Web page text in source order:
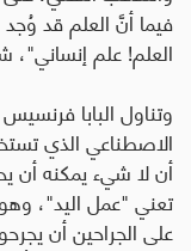
فيما أنَّ العلم قد
العلم! علم إنساني"،
وتناول البابا فرنسيس
الاصطناعي الذي
أن لا شيء يمكنه أن
تعني "عمل اليد"،
على الجراحين أن